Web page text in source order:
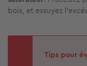
bois, et essuyez
Tips pour